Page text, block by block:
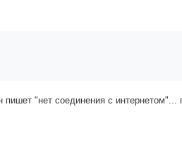
"нет соединения с интернетом"...